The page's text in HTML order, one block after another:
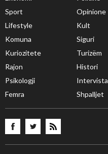
Sport
Opinione
Lifestyle
Kult
Komuna
Siguri
Kuriozitete
Turizëm
Rajon
Histori
Psikologji
Intervista
Femra
Shpalljet